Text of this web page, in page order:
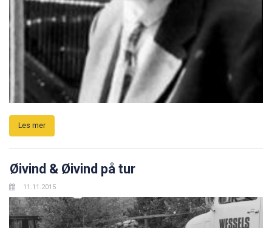
Les mer
Øivind & Øivind på tur
11.11.2015